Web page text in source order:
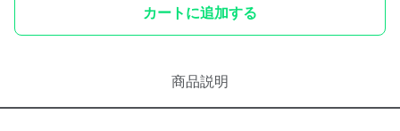
カートに追加する
商品説明